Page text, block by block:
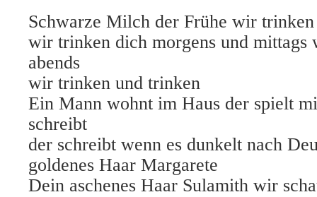
Schwarze Milch der Frühe wir
wir trinken dich morgens und mittags
abends
wir trinken und trinken
Ein Mann wohnt im Haus der spielt
schreibt
der schreibt wenn es dunkelt nach
goldenes Haar Margarete
Dein aschenes Haar Sulamith wir